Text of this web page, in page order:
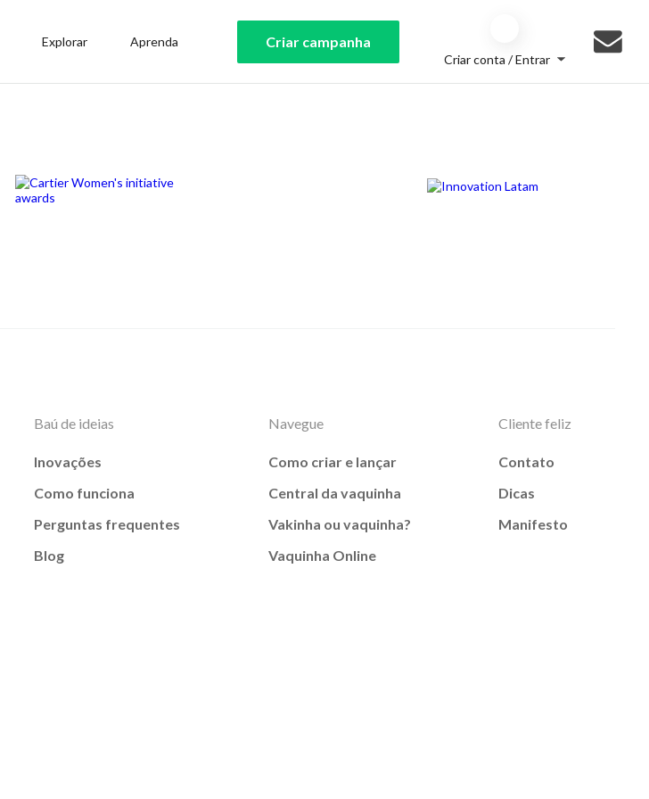
Explorar Aprenda Criar campanha
Criar conta / Entrar
Baú de ideias
Inovações
Como funciona
Perguntas frequentes
Blog
Navegue
Como criar e lançar
Central da vaquinha
Vakinha ou vaquinha?
Vaquinha Online
Cliente feliz
Contato
Dicas
Manifesto